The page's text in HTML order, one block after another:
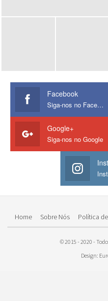
Facebook
Siga-nos no Facebook
Google+
Siga-nos no Google
Home Sobre Nós Política
© 2015 - 2020 -
Design: